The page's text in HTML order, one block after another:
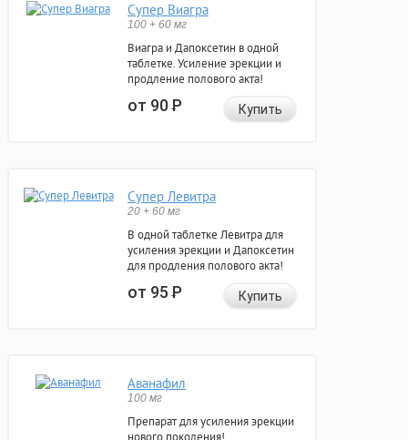
Супер Виагра
100 + 60 мг
Виагра и Дапоксетин в одной
таблетке. Усиление эрекции и
продление полового акта!
от 90Р Купить
Супер Левитра
20 + 60 мг
В одной таблетке Левитра для
усиления эрекции и Дапоксетин
для продления полового акта!
от 95Р Купить
Аванафил
100 мг
Препарат для усиления эрекции